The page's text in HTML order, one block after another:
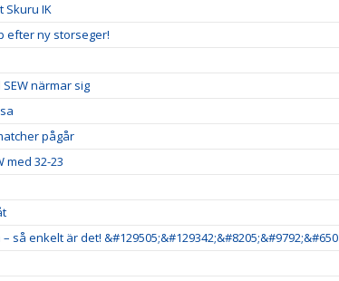
Skuru IK
efter ny storseger!
närmar sig
pågår
med 32-23
enkelt är det! &#129505;&#129342;&#8205;&#9792;&#650